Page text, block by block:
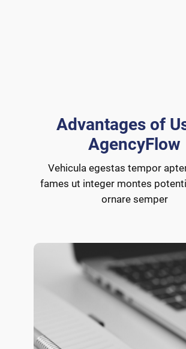
Advantages of
AgencyFlow
Vehicula egestas tempor
fames ut integer montes
ornare semper